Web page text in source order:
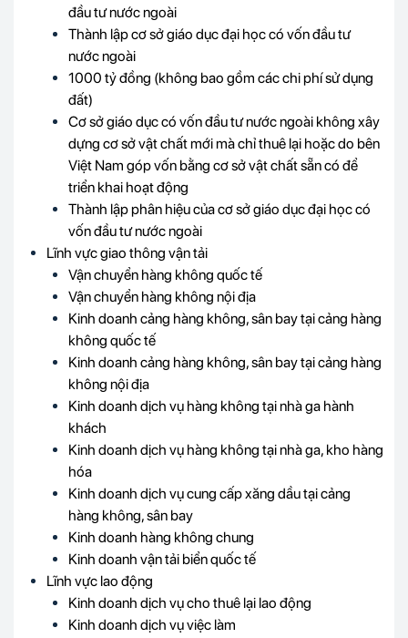
đầu tư nước ngoài
Thành lập cơ sở giáo dục đại học có vốn đầu tư
nước ngoài
1000 tỷ đồng (không bao gồm các chi phí sử dụng
đất)
Cơ sở giáo dục có vốn đầu tư nước ngoài không xây
dựng cơ sở vật chất mới mà chỉ thuê lại hoặc do bên
Việt Nam góp vốn bằng cơ sở vật chất sẵn có để
triển khai hoạt động
Thành lập phân hiệu của cơ sở giáo dục đại học có
vốn đầu tư nước ngoài
Lĩnh vực giao thông vận tải
Vận chuyển hàng không quốc tế
Vận chuyển hàng không nội địa
Kinh doanh cảng hàng không, sân bay tại cảng hàng
không quốc tế
Kinh doanh cảng hàng không, sân bay tại cảng hàng
không nội địa
Kinh doanh dịch vụ hàng không tại nhà ga hành
khách
Kinh doanh dịch vụ hàng không tại nhà ga, kho hàng
hóa
Kinh doanh dịch vụ cung cấp xăng dầu tại cảng
hàng không, sân bay
Kinh doanh hàng không chung
Kinh doanh vận tải biển quốc tế
Lĩnh vực lao động
Kinh doanh dịch vụ cho thuê lại lao động
Kinh doanh dịch vụ việc làm